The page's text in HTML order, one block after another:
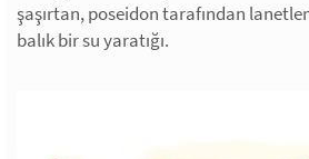
şaşırtan, poseidon tarafından
balık bir su yaratığı.